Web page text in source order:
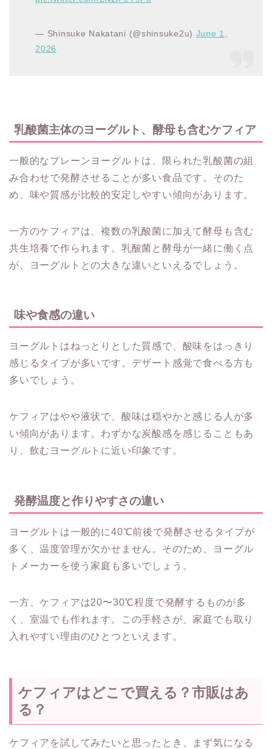
— Shinsuke Nakatani (@shinsuke2u) June 1,
2026
乳酸菌主体のヨーグルト、酵母も含むケフィア
一般的なプレーンヨーグルトは、限られた乳酸菌の組
み合わせで発酵させることが多い食品です。そのた
め、味や質感が比較的安定しやすい傾向があります。
一方のケフィアは、複数の乳酸菌に加えて酵母も含む
共生培養で作られます。乳酸菌と酵母が一緒に働く点
が、ヨーグルトとの大きな違いといえるでしょう。
味や食感の違い
ヨーグルトはねっとりとした質感で、酸味をはっきり
感じるタイプが多いです。デザート感覚で食べる方も
多いでしょう。
ケフィアはやや液状で、酸味は穏やかと感じる人が多
い傾向があります。わずかな炭酸感を感じることもあ
り、飲むヨーグルトに近い印象です。
発酵温度と作りやすさの違い
ヨーグルトは一般的に40℃前後で発酵させるタイプが
多く、温度管理が欠かせません。そのため、ヨーグル
トメーカーを使う家庭も多いでしょう。
一方、ケフィアは20〜30℃程度で発酵するものが多
く、室温でも作れます。この手軽さが、家庭でも取り
入れやすい理由のひとつといえます。
ケフィアはどこで買える？市販はあ
る？
ケフィアを試してみたいと思ったとき、まず気になる